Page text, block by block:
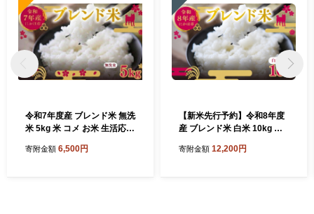
令和7年度産 ブレンド米 無洗
米 5kg 米 コメ お米 生活応援
産 秋田 にかほ
寄附金額 6,500円
【新米先行予約】令和8年度
産 ブレンド米 白米 10kg 精
おこめ ご飯 ごはん 秋田県産
寄附金額 12,200円